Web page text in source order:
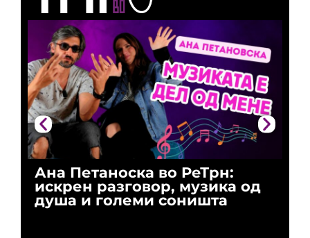
Ана Петаноска во РеТрн:
искрен разговор, музика од
душа и големи соништа